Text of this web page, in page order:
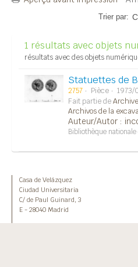
Trier par:
1 résultats avec objets
résultats avec des objets
Statuettes de
2757 Pièce
Fait partie de
Archivos de la
Auteur/Autor :
Bibliothèque
Casa de Velázquez
Ciudad Universitaria
C/ de Paul Guinard, 3
E - 28040 Madrid